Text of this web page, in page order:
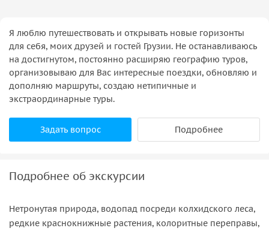
Я люблю путешествовать и открывать новые горизонты
для себя, моих друзей и гостей Грузии. Не останавливаюсь
на достигнутом, постоянно расширяю географию туров,
организовываю для Вас интересные поездки, обновляю и
дополняю маршруты, создаю нетипичные и
экстраординарные туры.
Задать вопрос Подробнее
Подробнее об экскурсии
Нетронутая природа, водопад посреди колхидского леса,
редкие краснокнижные растения, колоритные переправы,